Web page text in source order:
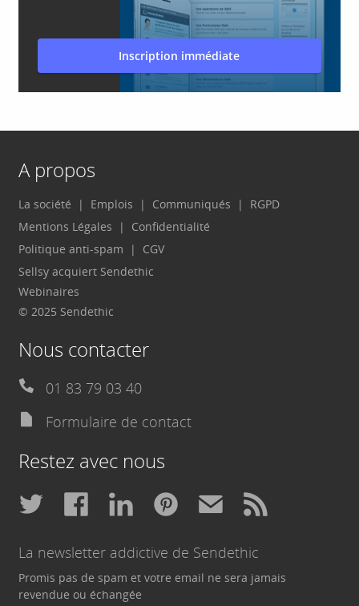
Inscription immédiate
A propos
La société Emplois Communiqués
RGPD
Mentions Légales
Confidentialité
Politique anti-spam
CGV
Sellsy acquiert Sendethic
Webinaires
© 2025 Sendethic
Nous contacter
01 83 79 03 40
Formulaire de contact
Restez avec nous
La newsletter addictive de Sendethic
Promis pas de spam et votre email ne sera jamais
revendue ou échangée